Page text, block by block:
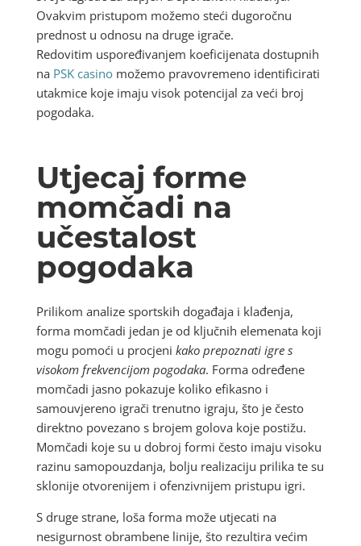
Ovakvim pristupom možemo steći dugoročnu
prednost u odnosu na druge igrače.
Redovitim uspoređivanjem koeficijenata dostupnih
na PSK casinomožemo pravovremeno identificirati
utakmice koje imaju visok potencijal za veći broj
pogodaka.
Utjecaj forme
momčadi na
učestalost
pogodaka
Prilikom analize sportskih događaja i klađenja,
forma momčadi jedan je od ključnih elemenata koji
mogu pomoći u procjeni kako prepoznati igre s
visokom frekvencijom pogodaka. Forma određene
momčadi jasno pokazuje koliko efikasno i
samouvjereno igrači trenutno igraju, što je često
direktno povezano s brojem golova koje postižu.
Momčadi koje su u dobroj formi često imaju visoku
razinu samopouzdanja, bolju realizaciju prilika te su
sklonije otvorenijem i ofenzivnijem pristupu igri.
S druge strane, loša forma može utjecati na
nesigurnost obrambene linije, što rezultira većim